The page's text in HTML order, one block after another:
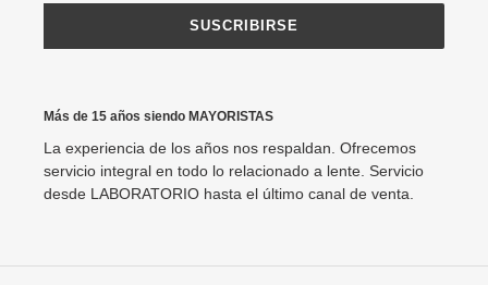
SUSCRIBIRSE
Más de 15 años siendo MAYORISTAS
La experiencia de los años nos respaldan. Ofrecemos
servicio integral en todo lo relacionado a lente. Servicio
desde LABORATORIO hasta el último canal de venta.